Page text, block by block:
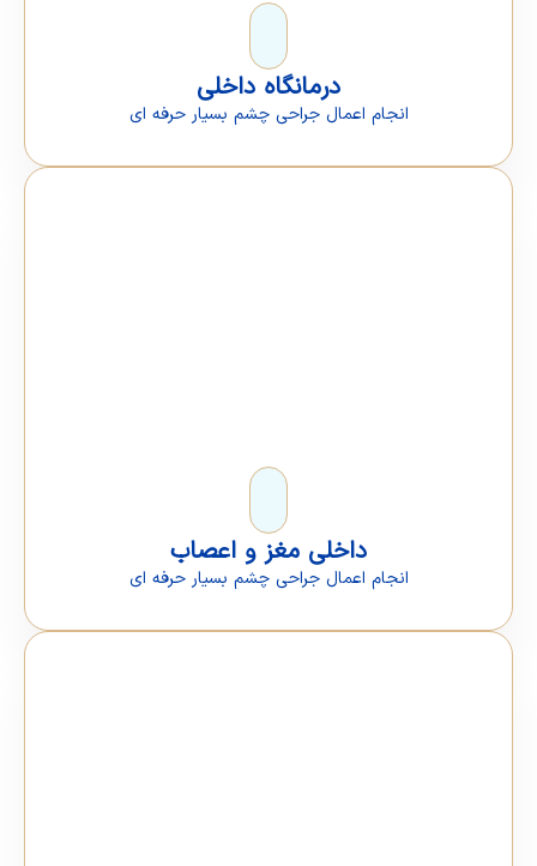
درمانگاه داخلی
انجام اعمال جراحی چشم بسیار حرفه ای
داخلی مغز و اعصاب
انجام اعمال جراحی چشم بسیار حرفه ای